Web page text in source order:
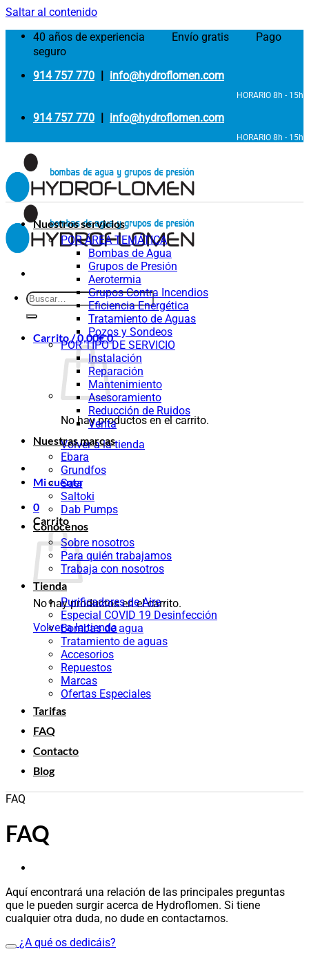
Saltar al contenido
40 años de experiencia
Envío gratis
Pago
seguro
914 757 770 | info@hydroflomen.com
HORARIO 8h - 15h
914 757 770 | info@hydroflomen.com
HORARIO 8h - 15h
Carrito /0,00€0
No hay productos en el carrito.
Volver a la tienda
Mi cuenta
0
Carrito
No hay productos en el carrito.
Volver a la tienda
Nuestros servicios
POR ÁREA TEMÁTICA
Bombas de Agua
Grupos de Presión
Aerotermia
Grupos Contra Incendios
Eficiencia Energética
Tratamiento de Aguas
Pozos y Sondeos
POR TIPO DE SERVICIO
Instalación
Reparación
Mantenimiento
Asesoramiento
Reducción de Ruidos
Venta
Nuestras marcas
Ebara
Grundfos
Saer
Saltoki
Dab Pumps
Conócenos
Sobre nosotros
Para quién trabajamos
Trabaja con nosotros
Tienda
Purificadores de Aire
Especial COVID 19 Desinfección
Bombas de agua
Tratamiento de aguas
Accesorios
Repuestos
Marcas
Ofertas Especiales
Tarifas
FAQ
Contacto
Blog
FAQ
FAQ
Aquí encontrará una relación de las principales preguntas
que le pueden surgir acerca de Hydroflomen. Si tiene
cualquier otra duda, no dude en contactarnos.
¿A qué os dedicáis?